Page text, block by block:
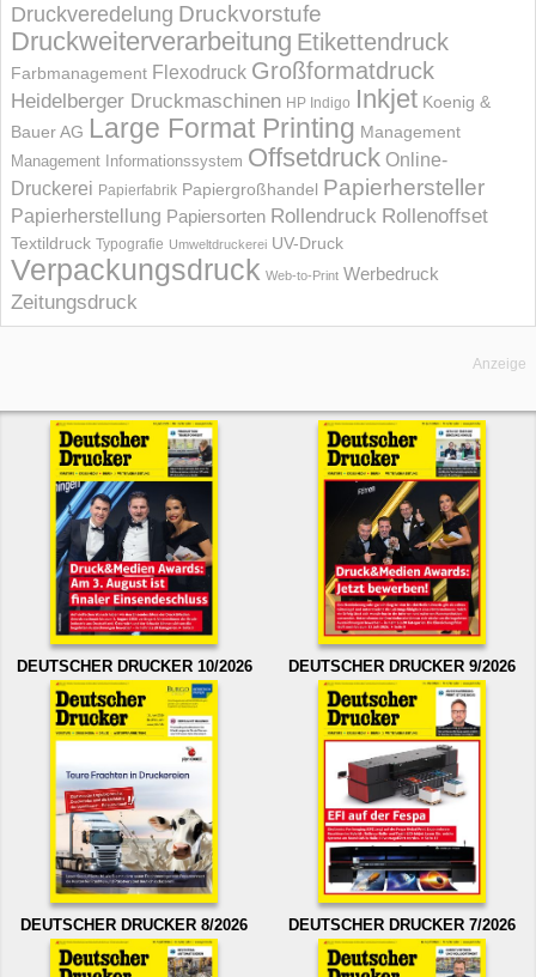
Druckveredelung Druckvorstufe
Druckweiterverarbeitung Etikettendruck
Farbmanagement Flexodruck Großformatdruck
Heidelberger Druckmaschinen HP Indigo Inkjet Koenig &
Bauer AG Large Format Printing Management
Management Informations­system Offsetdruck Online-
Druckerei Papierfabrik Papiergroßhandel Papierhersteller
Papierherstellung Papiersorten Rollendruck Rollenoffset
Textildruck Typografie Umweltdruckerei UV-Druck
Verpackungsdruck Web-to-Print Werbedruck
Zeitungsdruck
Anzeige
DEUTSCHER DRUCKER 10/2026 DEUTSCHER DRUCKER 9/2026
DEUTSCHER DRUCKER 8/2026 DEUTSCHER DRUCKER 7/2026